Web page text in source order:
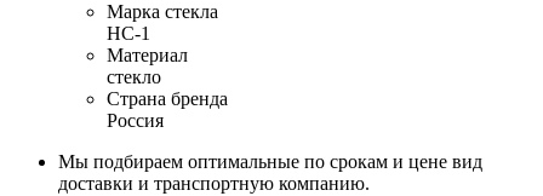
Марка стекла
НС-1
Материал
стекло
Страна бренда
Россия
Мы подбираем оптимальные по срокам и цене вид
доставки и транспортную компанию.